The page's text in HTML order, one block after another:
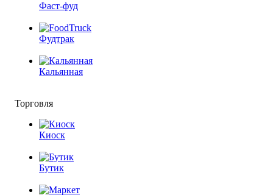
Фаст-фуд
Фудтрак
Кальянная
Торговля
Киоск
Бутик